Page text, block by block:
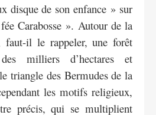
disque de son enfance » sur
Carabosse ». Autour de la
faut-il le rappeler, une forêt
milliers d’hectares et
triangle des Bermudes de la
les motifs religieux,
précis, qui se multiplient